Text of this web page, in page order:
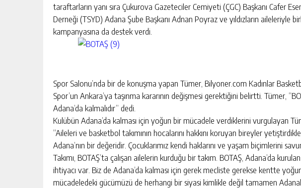
taraftarların yanı sıra Çukurova Gazeteciler Cemiyeti (ÇGC) Başkanı Cafer
Derneği (TSYD) Adana Şube Başkanı Adnan Poyraz ve yıldızların aileleriyle
kampanyasına da destek verdi.
Spor Salonu’nda bir de konuşma yapan Tümer, Bilyoner.com Kadınlar
Spor’un Ankara’ya taşınma kararının değişmesi gerektiğini belirtti. Tümer,
Adana’da kalmalıdır” dedi.
Kulübün Adana’da kalması için yoğun bir mücadele verdiklerini vurgulayan
“Aileleri ve basketbol takımının hocalarını hakkını koruyan bireyler
Adana’nın bir değeridir. Çocuklarımız kendi haklarını ve yaşam biçimlerini
Takımı, BOTAŞ’ta çalışan ailelerin kurduğu bir takım. BOTAŞ, Adana’da
ihtiyacı var. Biz de Adana’da kalması için gerek mecliste gerekse kentte
mücadeledeki gücümüzü de herhangi bir siyasi kimlikle değil tamamen
BAHÇE’DE 2 KATLI BİNA MAHKEMEDEN
SATILIK
DU